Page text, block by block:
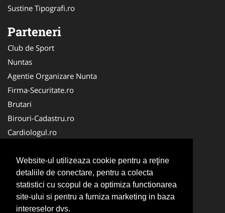
Website-ul utilizeaza cookie pentru a reţine
detaliile de conectare, pentru a colecta
statistici cu scopul de a optimiza functionarea
site-ului si pentru a furniza marketing in baza
intereselor dvs.
Sustine Tipografi.ro
Parteneri
Club de Sport
Nuntas
Agentie Organizare Nunta
Firma-Securitate.ro
Brutari
Birouri-Cadastru.ro
Cardiologul.ro
Club Copii
La Cursuri
Ambalaje Romania
Apicultorul.com